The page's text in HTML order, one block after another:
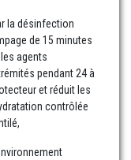
la désinfection
de 15 minutes
agents
pendant 24 à
et réduit les
contrôlée